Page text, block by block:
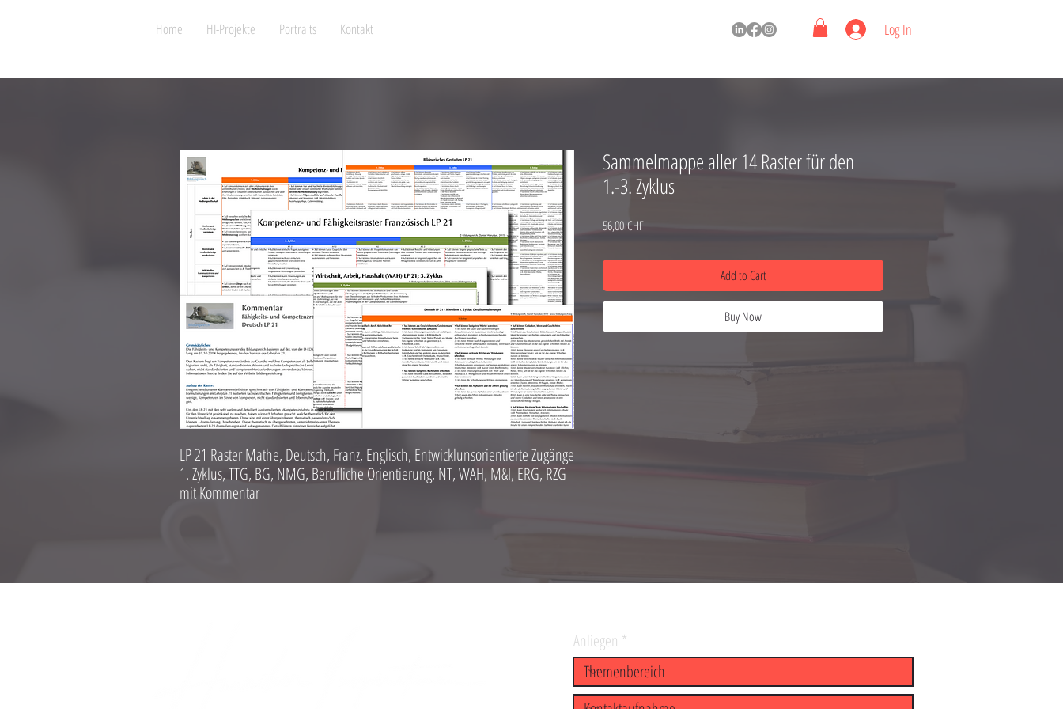
Home HI-Projekte Portraits Kontakt Log In
LP 21 Raster Mathe, Deutsch, Franz, Englisch, Entwicklunsorientierte Zugänge
1. Zyklus, TTG, BG, NMG, Berufliche Orientierung, NT, WAH, M&I, ERG, RZG
mit Kommentar
Sammelmappe aller 14 Raster für den
1.-3. Zyklus
56,00 CHFPrice
Add to Cart
Buy Now
Anliegen